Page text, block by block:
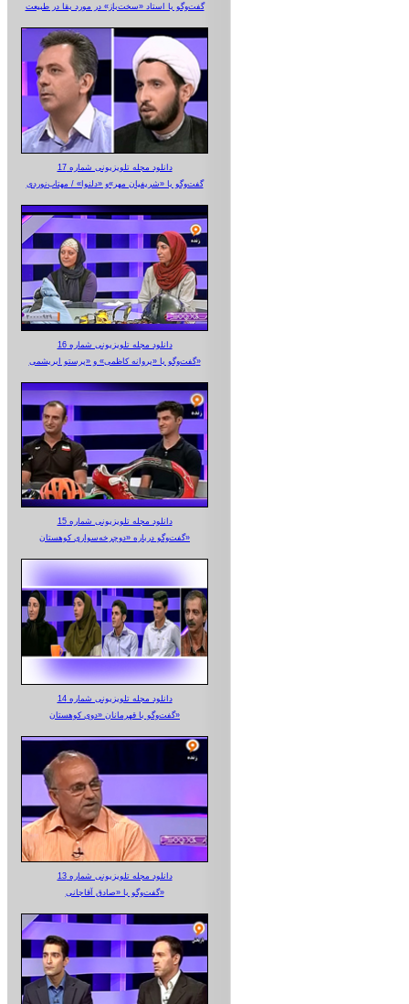
گفت‌وگو با استاد «سخت‌باز» در مورد بقا در طبیعت
دانلود مجله تلویزیونی شماره 17
گفت‌وگو با «شریفیان مهر»‌و «دلنوا» / مهتاب‌نوردی
دانلود مجله تلویزیونی شماره 16
گفت‌وگو با «پروانه کاظمی» و «پرستو‌ ابریشمی»
دانلود مجله تلویزیونی شماره 15
گفت‌وگو درباره «دوچرخه‌سواری کوهستان»
دانلود مجله تلویزیونی شماره 14
گفت‌وگو با قهرمانان «دوی کوهستان»
دانلود مجله تلویزیونی شماره 13
گفت‌وگو با «صادق آقاجانی»